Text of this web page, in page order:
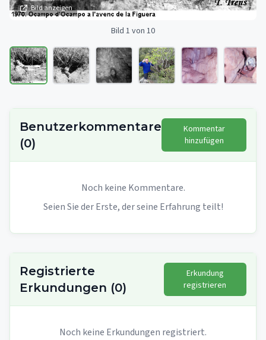
Bild anzeigen
Bild 1 von 10
Benutzerkommentare
(0)
Kommentar
hinzufügen
Noch keine Kommentare.
Seien Sie der Erste, der seine Erfahrung teilt!
Registrierte
Erkundungen (0)
Erkundung
registrieren
Noch keine Erkundungen registriert.